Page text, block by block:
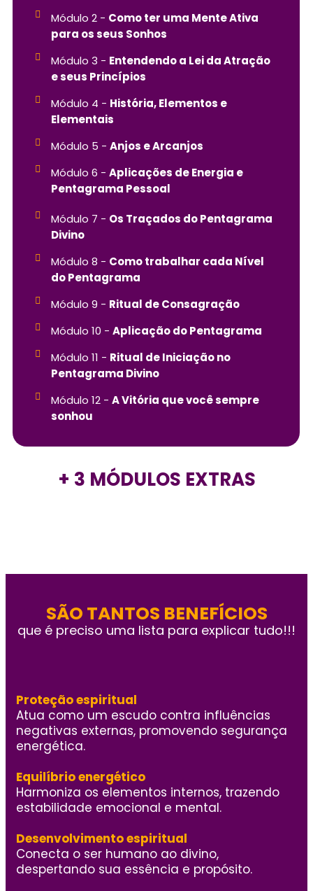
Módulo 2 - Como ter uma Mente Ativa
para os seus Sonhos
Módulo 3 - Entendendo a Lei da Atração
e seus Princípios
Módulo 4 - História, Elementos e
Elementais
Módulo 5 - Anjos e Arcanjos
Módulo 6 - Aplicações de Energia e
Pentagrama Pessoal
Módulo 7 - Os Traçados do Pentagrama
Divino
Módulo 8 - Como trabalhar cada Nível
do Pentagrama
Módulo 9 - Ritual de Consagração
Módulo 10 - Aplicação do Pentagrama
Módulo 11 - Ritual de Iniciação no
Pentagrama Divino
Módulo 12 - A Vitória que você sempre
sonhou
+ 3 MÓDULOS EXTRAS
SÃO TANTOS BENEFÍCIOS
que é preciso uma lista para explicar tudo!!!
Proteção espiritual
Atua como um escudo contra influências
negativas externas, promovendo segurança
energética.
Equilíbrio energético
Harmoniza os elementos internos, trazendo
estabilidade emocional e mental.
Desenvolvimento espiritual
Conecta o ser humano ao divino,
despertando sua essência e propósito.